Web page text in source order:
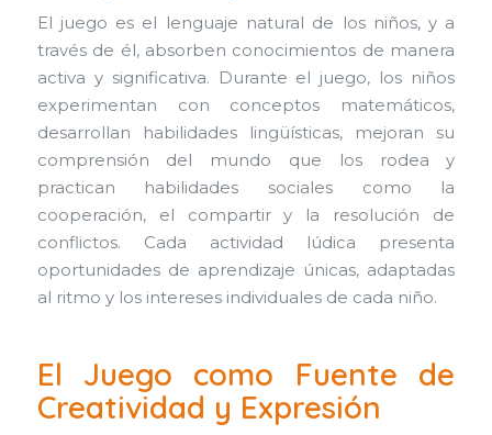
El juego es el lenguaje natural de los niños, y a
través de él, absorben conocimientos de manera
activa y significativa. Durante el juego, los niños
experimentan con conceptos matemáticos,
desarrollan habilidades lingüísticas, mejoran su
comprensión del mundo que los rodea y
practican habilidades sociales como la
cooperación, el compartir y la resolución de
conflictos. Cada actividad lúdica presenta
oportunidades de aprendizaje únicas, adaptadas
al ritmo y los intereses individuales de cada niño.
El Juego como Fuente de
Creatividad y Expresión